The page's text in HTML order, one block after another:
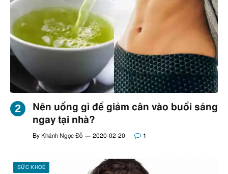
Nên uống gì để giảm cân vào buổi sáng
ngay tại nhà?
By Khánh Ngọc Đỗ 2020-02-20 1
SỨC KHOẺ